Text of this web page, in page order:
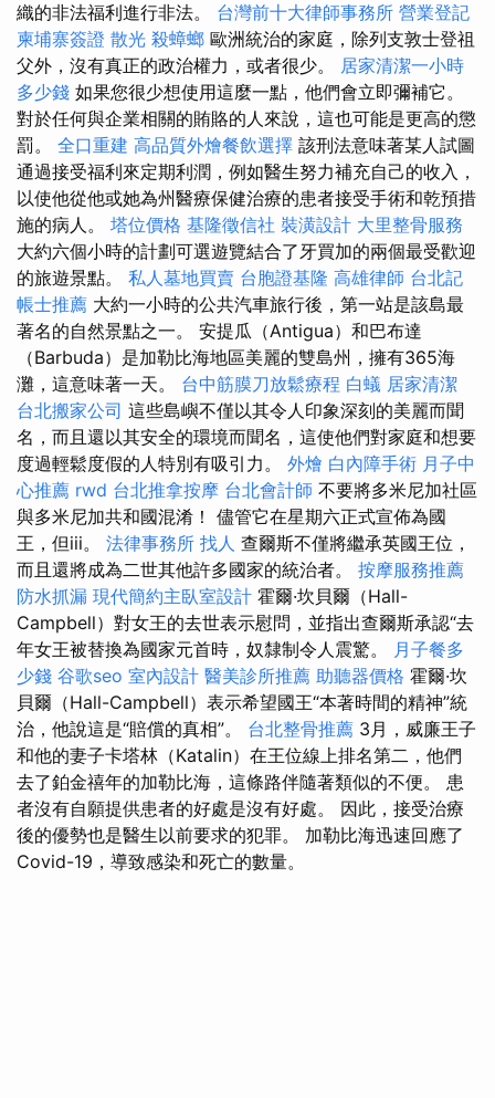
織的非法福利進行非法。 台灣前十大律師事務所 營業登記
柬埔寨簽證 散光 殺蟑螂 歐洲統治的家庭，除列支敦士登祖
父外，沒有真正的政治權力，或者很少。 居家清潔一小時
多少錢 如果您很少想使用這麼一點，他們會立即彌補它。
對於任何與企業相關的賄賂的人來說，這也可能是更高的懲
罰。 全口重建 高品質外燴餐飲選擇 該刑法意味著某人試圖
通過接受福利來定期利潤，例如醫生努力補充自己的收入，
以使他從他或她為州醫療保健治療的患者接受手術和乾預措
施的病人。 塔位價格 基隆徵信社 裝潢設計 大里整骨服務
大約六個小時的計劃可選遊覽結合了牙買加的兩個最受歡迎
的旅遊景點。 私人墓地買賣 台胞證基隆 高雄律師 台北記
帳士推薦 大約一小時的公共汽車旅行後，第一站是該島最
著名的自然景點之一。 安提瓜（Antigua）和巴布達
（Barbuda）是加勒比海地區美麗的雙島州，擁有365海
灘，這意味著一天。 台中筋膜刀放鬆療程 白蟻 居家清潔
台北搬家公司 這些島嶼不僅以其令人印象深刻的美麗而聞
名，而且還以其安全的環境而聞名，這使他們對家庭和想要
度過輕鬆度假的人特別有吸引力。 外燴 白內障手術 月子中
心推薦 rwd 台北推拿按摩 台北會計師 不要將多米尼加社區
與多米尼加共和國混淆！ 儘管它在星期六正式宣佈為國
王，但iii。 法律事務所 找人 查爾斯不僅將繼承英國王位，
而且還將成為二世其他許多國家的統治者。 按摩服務推薦
防水抓漏 現代簡約主臥室設計 霍爾·坎貝爾（Hall-
Campbell）對女王的去世表示慰問，並指出查爾斯承認“去
年女王被替換為國家元首時，奴隸制令人震驚。 月子餐多
少錢 谷歌seo 室內設計 醫美診所推薦 助聽器價格 霍爾·坎
貝爾（Hall-Campbell）表示希望國王“本著時間的精神”統
治，他說這是“賠償的真相”。 台北整骨推薦 3月，威廉王子
和他的妻子卡塔林（Katalin）在王位線上排名第二，他們
去了鉑金禧年的加勒比海，這條路伴隨著類似的不便。 患
者沒有自願提供患者的好處是沒有好處。 因此，接受治療
後的優勢也是醫生以前要求的犯罪。 加勒比海迅速回應了
Covid-19，導致感染和死亡的數量。